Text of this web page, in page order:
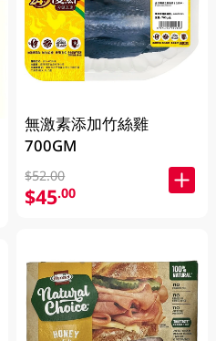
無激素添加竹絲雞
700GM
$52.00
$45.00